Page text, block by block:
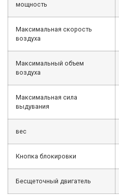
мощность
Максимальная скорость
воздуха
Максимальный объем
воздуха
Максимальная сила
выдувания
вес
Кнопка блокировки
Бесщеточный двигатель